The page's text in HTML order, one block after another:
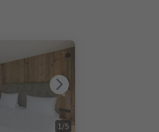
1/5